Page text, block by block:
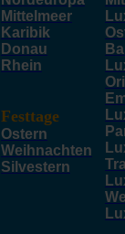
Mittelmeer
Karibik
Donau
Rhein
Festtage
Ostern
Weihnachten
Silvestern